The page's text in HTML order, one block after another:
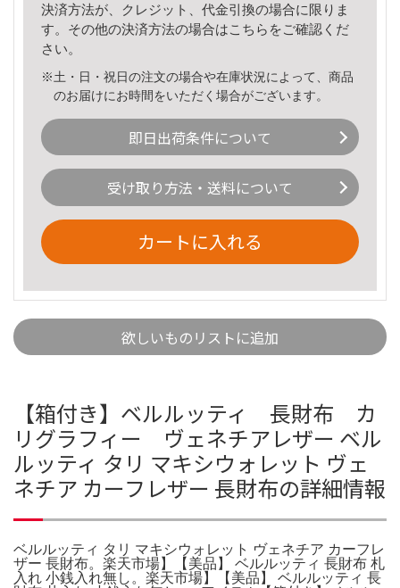
決済方法が、クレジット、代金引換の場合に限りま
す。その他の決済方法の場合はこちら をご確認くだ
さい。
※土・日・祝日の注文の場合や在庫状況によって、商品
のお届けにお時間をいただく場合がございます。
即日出荷条件について
受け取り方法・送料について
カートに入れる
欲しいものリストに追加
【箱付き】ベルルッティ 長財布 カ
リグラフィー ヴェネチアレザー ベル
ルッティ タリ マキシウォレット ヴェ
ネチア カーフレザー 長財布の詳細情報
ベルルッティ タリ マキシウォレット ヴェネチア カーフレ
ザー 長財布。楽天市場】【美品】 ベルルッティ 長財布 札
入れ 小銭入れ無し。楽天市場】【美品】 ベルルッティ 長